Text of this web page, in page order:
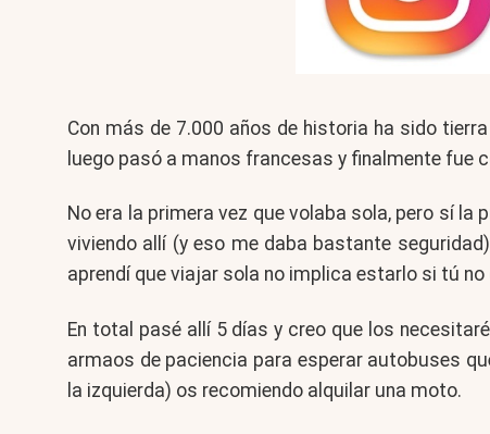
Con más de 7.000 años de historia ha sido
luego pasó a manos francesas y finalmente fue
No era la primera vez que volaba sola, pero sí
viviendo allí (y eso me daba bastante
aprendí que viajar sola no implica estarlo si tú no
En total pasé allí 5 días y creo que los
armaos de paciencia para esperar autobuses
la izquierda) os recomiendo alquilar una moto.